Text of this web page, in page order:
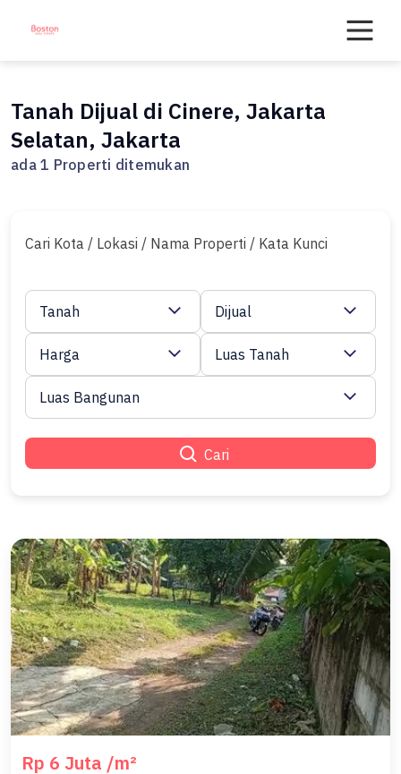
Tanah Dijual di Cinere, Jakarta
Selatan, Jakarta
ada 1 Properti ditemukan
Cari Kota / Lokasi / Nama Properti / Kata Kunci
Cari
Tanah Dijual
Harga Luas Tanah
Luas Bangunan
Rp 6 Juta /m²